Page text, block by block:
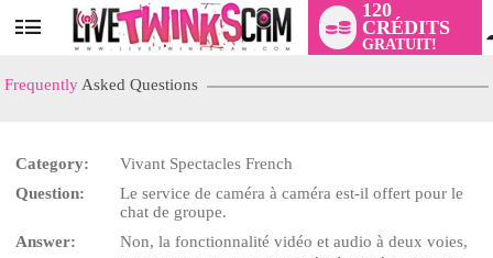
User
status
120
CRÉDITS
GRATUIT!
Frequently Asked Questions
Category:
Vivant Spectacles French
Question:
Le service de caméra à caméra est-il offert pour le
chat de groupe.
Answer:
Non, la fonctionnalité vidéo et audio à deux voies,
LIMITED TIME OFFER!